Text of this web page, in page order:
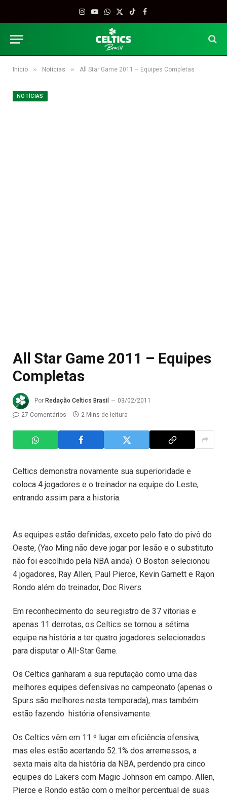
Instagram
YouTube
WhatsApp
X
TikTokFacebook
Início » Notícias » All Star Game 2011 – Equipes Completas
NOTÍCIAS
All Star Game 2011 – Equipes
Completas
Por Redação Celtics Brasil
03/02/2011
27 Comentários
2 Mins de leitura
Celtics demonstra novamente sua superioridade e
coloca 4 jogadores e o treinador na equipe do Leste,
entrando assim para a historia.
As equipes estão definidas, exceto pelo fato do pivô do
Oeste, (Yao Ming não deve jogar por lesão e o substituto
não foi escolhido pela NBA ainda). O Boston selecionou
4 jogadores, Ray Allen, Paul Pierce, Kevin Garnett e Rajon
Rondo além do treinador, Doc Rivers.
Em reconhecimento do seu registro de 37 vitorias e
apenas 11 derrotas, os Celtics se tornou a sétima
equipe na história a ter quatro jogadores selecionados
para disputar o All-Star Game.
Os Celtics ganharam a sua reputação como uma das
melhores equipes defensivas no campeonato (apenas o
Spurs são melhores nesta temporada), mas também
estão fazendo história ofensivamente.
Os Celtics vêm em 11 º lugar em eficiência ofensiva,
mas eles estão acertando 52.1% dos arremessos, a
sexta mais alta da história da NBA, perdendo pra cinco
equipes do Lakers com Magic Johnson em campo. Allen,
Pierce e Rondo estão com o melhor percentual de suas